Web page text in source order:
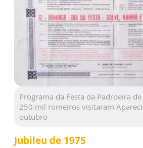
Programa da Festa da Padroeira
250 mil romeiros visitaram
outubro
Jubileu de 1975